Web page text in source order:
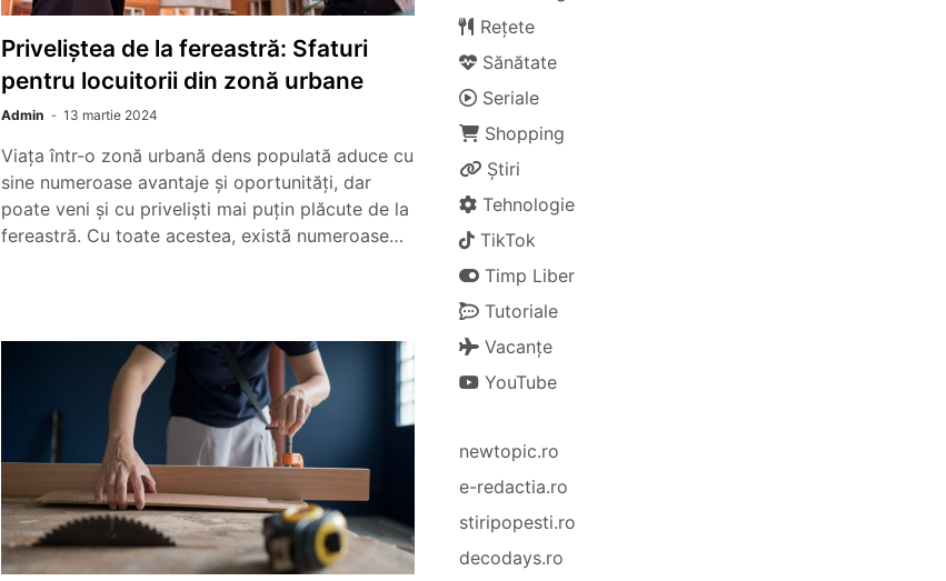
Priveliștea de la fereastră: Sfaturi
pentru locuitorii din zonă urbane
Admin 13 martie 2024
Viața într-o zonă urbană dens populată aduce cu
sine numeroase avantaje și oportunități, dar
poate veni și cu priveliști mai puțin plăcute de la
fereastră. Cu toate acestea, există numeroase…
Rețete
Sănătate
Seriale
Shopping
Știri
Tehnologie
TikTok
Timp Liber
Tutoriale
Vacanțe
YouTube
newtopic.ro
e-redactia.ro
stiripopesti.ro
decodays.ro